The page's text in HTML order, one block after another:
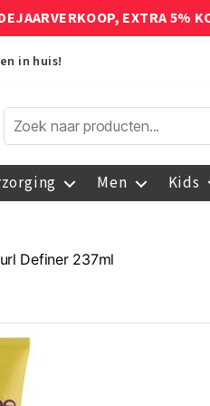
EXTRA 5%
in huis!
Men Kids
Definer 237ml